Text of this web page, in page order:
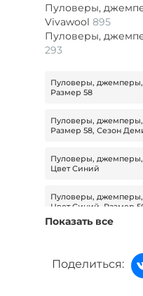
Пуловеры,
Vivawool 895
Пуловеры,
293
Пуловеры, джемперы,
Размер 58
Пуловеры, джемперы,
Размер 58, Сезон
Пуловеры, джемперы,
Цвет Синий
Пуловеры, джемперы,
Цвет Синий, Размер
Пуловеры, джемперы,
Показать все
Поделиться: